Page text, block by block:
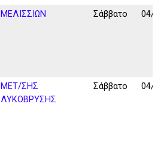
ΜΕΛΙΣΣΙΩΝ Σάββατο 04/
ΜΕΤ/ΣΗΣ
ΛΥΚΟΒΡΥΣΗΣ
Σάββατο 04/